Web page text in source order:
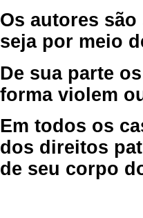
Os autores
seja por meio
De sua parte
forma violem
Em todos os
dos direitos
de seu corpo